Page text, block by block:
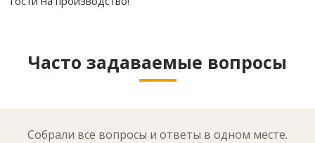
Часто задаваемые вопросы
Собрали все вопросы и ответы в одном месте.